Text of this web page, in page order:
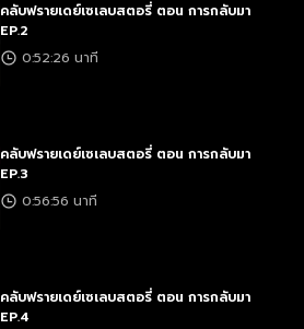
คลับฟรายเดย์เซเลบสตอรี่ ตอน การกลับมา
EP.2
0:52:26 นาที
คลับฟรายเดย์เซเลบสตอรี่ ตอน การกลับมา
EP.3
0:56:56 นาที
คลับฟรายเดย์เซเลบสตอรี่ ตอน การกลับมา
EP.4